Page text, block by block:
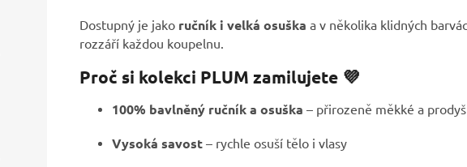
Dostupný je jako ručník i velká osuška a v několika klidných
rozzáří každou koupelnu.
Proč si kolekci PLUM zamilujete 💜
100% bavlněný ručník a osuška – přirozeně měkké a
Vysoká savost – rychle osuší tělo i vlasy